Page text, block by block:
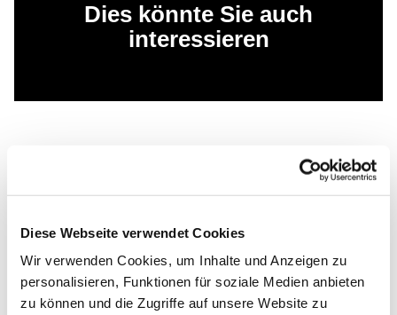
Diese Webseite verwendet Cookies
Wir verwenden Cookies, um Inhalte und Anzeigen zu
personalisieren, Funktionen für soziale Medien anbieten
zu können und die Zugriffe auf unsere Website zu
Dies könnte Sie auch
interessieren